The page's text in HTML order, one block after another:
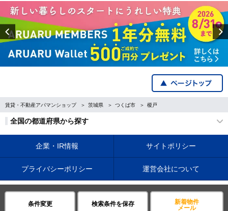
条件変更 検索条件を保存
新着物件
メール
Previous
賃貸・不動産アパマンショップ 茨城県 つくば市 榎戸
全国の都道府県から探す
企業・IR情報 サイトポリシー
プライバシーポリシー 運営会社について
©APAMAN Co.,Ltd.